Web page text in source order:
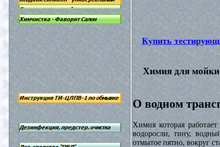
Купить
Химия для мойки
О водном
Химия которая
водоросли, тину,
отмытое пятно, вокруг